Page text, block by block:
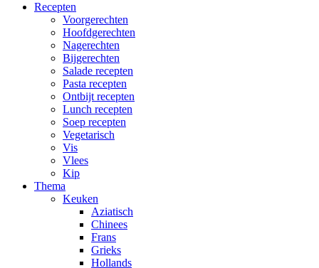
Recepten
Voorgerechten
Hoofdgerechten
Nagerechten
Bijgerechten
Salade recepten
Pasta recepten
Ontbijt recepten
Lunch recepten
Soep recepten
Vegetarisch
Vis
Vlees
Kip
Thema
Keuken
Aziatisch
Chinees
Frans
Grieks
Hollands